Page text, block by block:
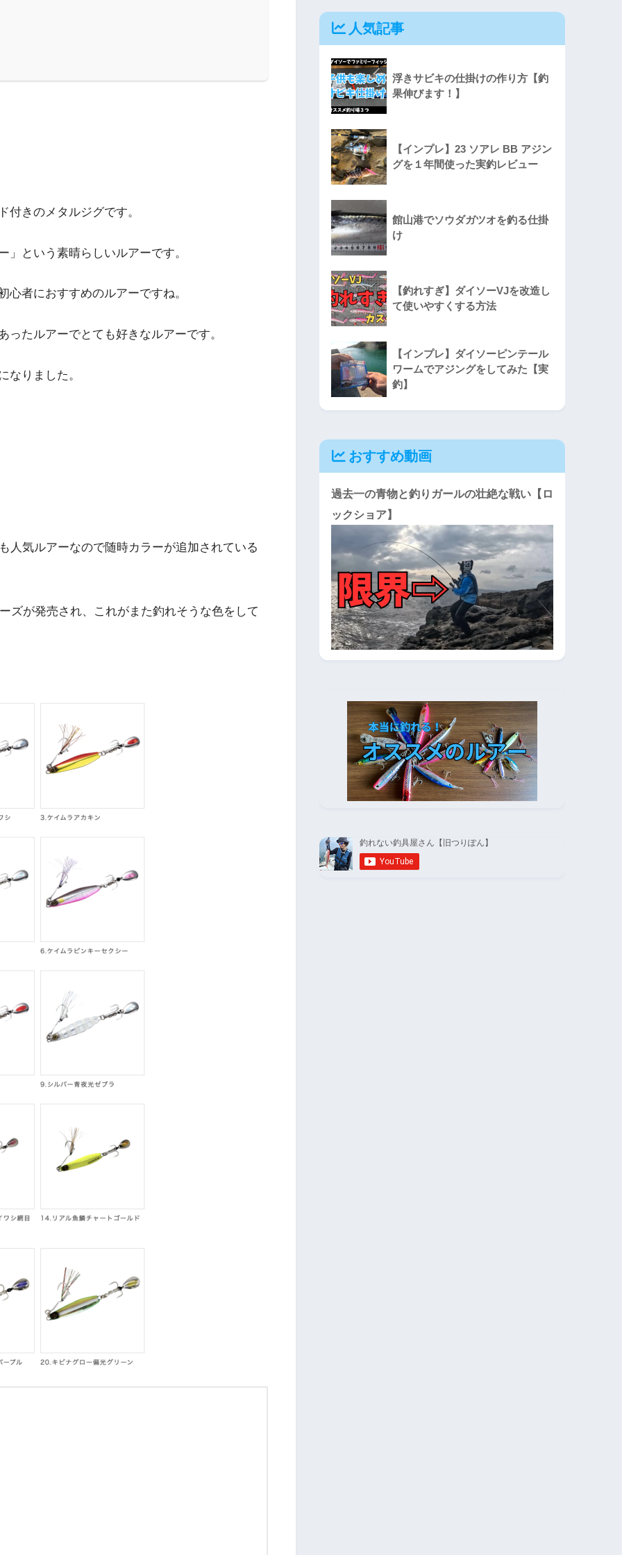
付きのメタルジグです。
という素晴らしいルアーです。
者におすすめのルアーですね。
たルアーでとても好きなルアーです。
なりました。
人気ルアーなので随時カラーが追加されている
ズが発売され、これがまた釣れそうな色をして
人気記事
浮きサビキの仕掛けの作り方【釣
果伸びます！】
【インプレ】23 ソアレ BB アジン
グを１年間使った実釣レビュー
館山港でソウダガツオを釣る仕掛
け
【釣れすぎ】ダイソーVJを改造し
て使いやすくする方法
【インプレ】ダイソーピンテール
ワームでアジングをしてみた【実
釣】
おすすめ動画
過去一の青物と釣りガールの壮絶な戦い【ロ
ックショア】